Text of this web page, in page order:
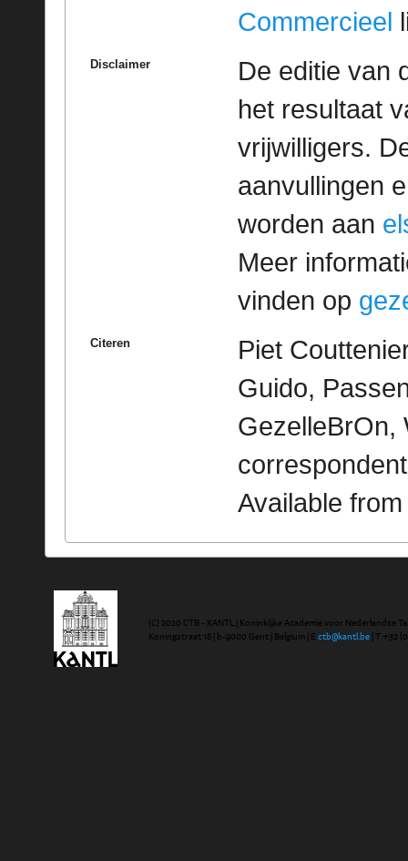
Commercieel
Disclaimer
De editie van
het resultaat
vrijwilligers.
aanvullingen
worden aan
Meer
vinden op
Citeren
Piet
Guido,
GezelleBrOn,
Available
(C) 2020 CTB - KANTL | Koninklijke Academie voor Nederlandse
Koningstraat 18 | b-9000 Gent | Belgium | E ctb@kantl.be | T +32